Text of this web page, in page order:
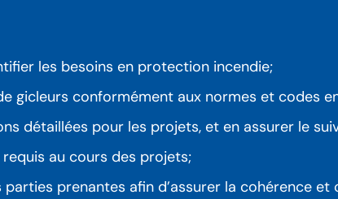
les besoins en protection incendie;
gicleurs conformément aux normes et codes en
détaillées pour les projets, et en assurer le
au cours des projets;
prenantes afin d’assurer la cohérence